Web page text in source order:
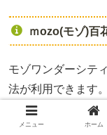
ｍozo(モゾ)百
モゾワンダーシテ
法が利用できます。
メニュー ホーム